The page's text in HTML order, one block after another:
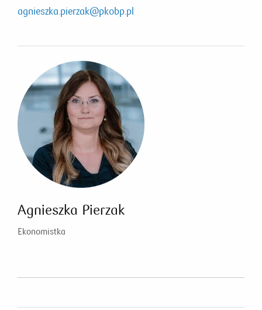
agnieszka.pierzak@pkobp.pl
Agnieszka Pierzak
Ekonomistka